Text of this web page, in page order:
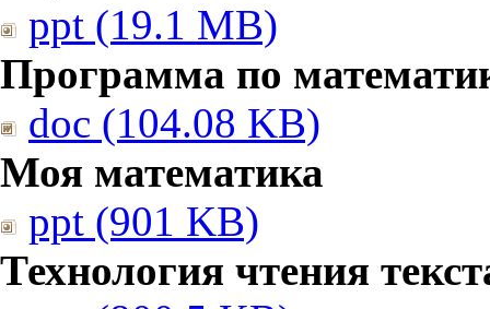
ppt (19.1 MB)
Программа по
doc (104.08 KB)
Моя математика
ppt (901 KB)
Технология чтения